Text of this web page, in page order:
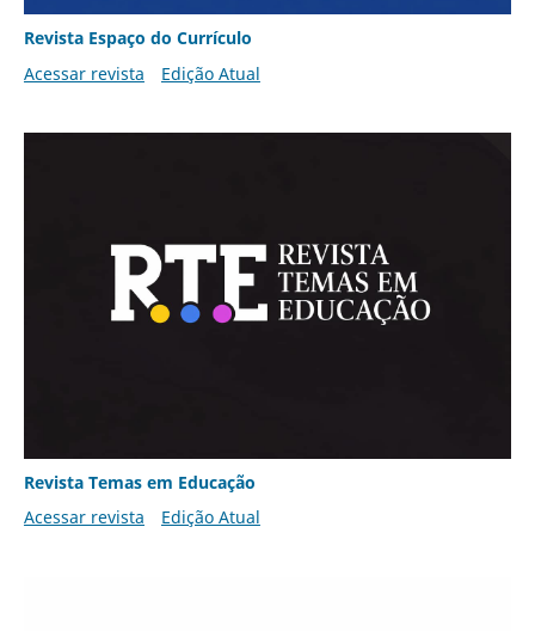
Revista Espaço do Currículo
Acessar revista
Edição Atual
Revista Temas em Educação
Acessar revista
Edição Atual